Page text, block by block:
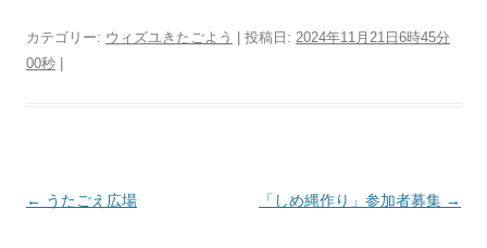
カテゴリー: ウィズユきたごよう | 投稿日: 2024年11月21日6時45分
00秒
投
← うたごえ広場 「しめ縄作り」参加者募集 →